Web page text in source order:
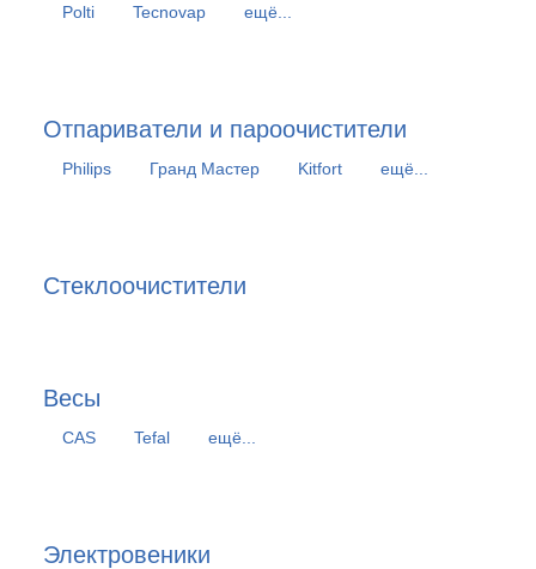
Polti Tecnovap ещё...
Отпариватели и пароочистители
Philips Гранд Мастер Kitfort ещё...
Стеклоочистители
Весы
CAS Tefal ещё...
Электровеники